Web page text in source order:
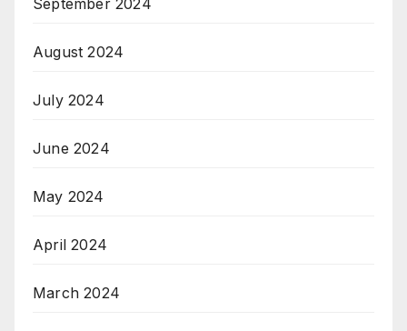
September 2024
August 2024
July 2024
June 2024
May 2024
April 2024
March 2024